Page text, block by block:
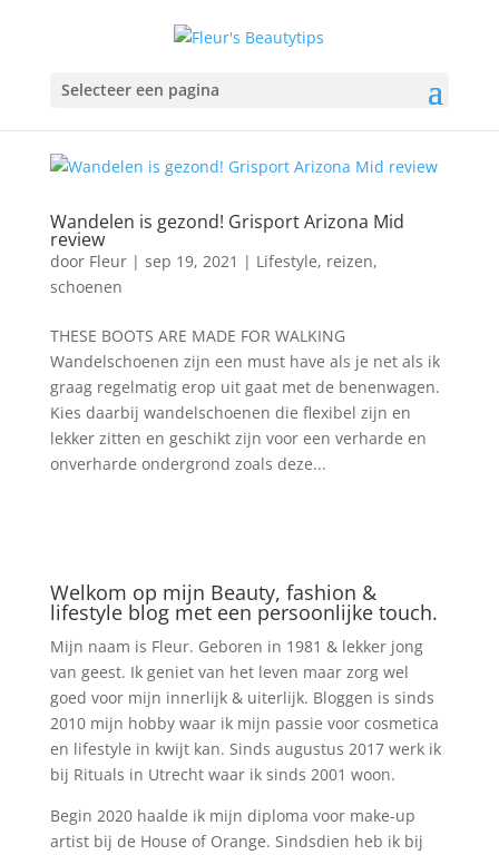
Selecteer een pagina
Wandelen is gezond! Grisport Arizona Mid
review
door Fleur| sep 19, 2021 | Lifestyle, reizen,
schoenen
THESE BOOTS ARE MADE FOR WALKING
Wandelschoenen zijn een must have als je net als ik
graag regelmatig erop uit gaat met de benenwagen.
Kies daarbij wandelschoenen die flexibel zijn en
lekker zitten en geschikt zijn voor een verharde en
onverharde ondergrond zoals deze...
Welkom op mijn Beauty, fashion &
lifestyle blog met een persoonlijke touch.
Mijn naam is Fleur. Geboren in 1981 & lekker jong
van geest. Ik geniet van het leven maar zorg wel
goed voor mijn innerlijk & uiterlijk. Bloggen is sinds
2010 mijn hobby waar ik mijn passie voor cosmetica
en lifestyle in kwijt kan. Sinds augustus 2017 werk ik
bij Rituals in Utrecht waar ik sinds 2001 woon.
Begin 2020 haalde ik mijn diploma voor make-up
artist bij de House of Orange. Sindsdien heb ik bij